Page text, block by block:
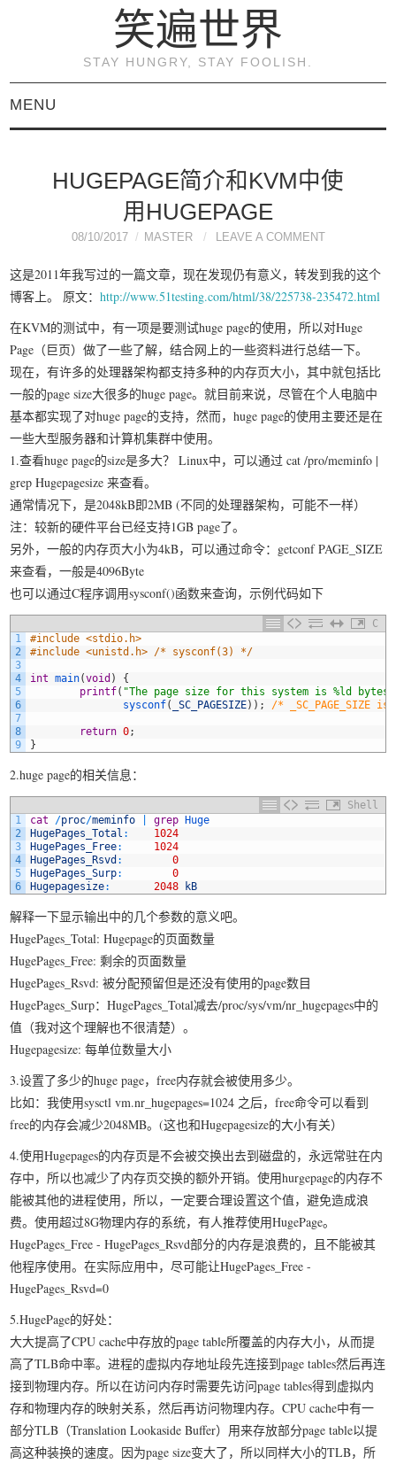
笑遍世界
STAY HUNGRY, STAY FOOLISH.
MENU
KVM虚拟化原理与实践
（连载）
《KVM虚拟化技术：实
战与原理解析》
关于本博客
我要笑遍世界
HUGEPAGE简介和KVM中使
用HUGEPAGE
08/10/2017 MASTER LEAVE A COMMENT
这是2011年我写过的一篇文章，现在发现仍有意义，转发到我的这个
博客上。 原文：http://www.51testing.com/html/38/225738-235472.html
在KVM的测试中，有一项是要测试huge page的使用，所以对Huge
Page（巨页）做了一些了解，结合网上的一些资料进行总结一下。
现在，有许多的处理器架构都支持多种的内存页大小，其中就包括比
一般的page size大很多的huge page。就目前来说，尽管在个人电脑中
基本都实现了对huge page的支持，然而，huge page的使用主要还是在
一些大型服务器和计算机集群中使用。
1.查看huge page的size是多大？ Linux中，可以通过 cat /pro/meminfo |
grep Hugepagesize 来查看。
通常情况下，是2048kB即2MB (不同的处理器架构，可能不一样）
注：较新的硬件平台已经支持1GB page了。
另外，一般的内存页大小为4kB，可以通过命令：getconf PAGE_SIZE
来查看，一般是4096Byte
也可以通过C程序调用sysconf()函数来查询，示例代码如下
C
1
2
3
4
5
6
7
8
9
#include <stdio.h>
#include <unistd.h> /* sysconf(3) */
int main(void )
{
printf( "The page size for this system is %ld
sysconf( _SC_PAGESIZE) ) ; /* _SC_PAGE_SIZE
return 0;
}
2.huge page的相关信息：
Shell
1
2
3
4
5
6
cat /proc/meminfo grep Huge
HugePages_Total :
1024
HugePages_Free:
1024
HugePages_Rsvd :
0
HugePages_Surp:
0
Hugepagesize: 2048 kB
解释一下显示输出中的几个参数的意义吧。
HugePages_Total: Hugepage的页面数量
HugePages_Free: 剩余的页面数量
HugePages_Rsvd: 被分配预留但是还没有使用的page数目
HugePages_Surp：HugePages_Total减去/proc/sys/vm/nr_hugepages中的
值（我对这个理解也不很清楚）。
Hugepagesize: 每单位数量大小
3.设置了多少的huge page，free内存就会被使用多少。
比如：我使用sysctl vm.nr_hugepages=1024 之后，free命令可以看到
free的内存会减少2048MB。(这也和Hugepagesize的大小有关）
4.使用Hugepages的内存页是不会被交换出去到磁盘的，永远常驻在内
存中，所以也减少了内存页交换的额外开销。使用hurgepage的内存不
能被其他的进程使用，所以，一定要合理设置这个值，避免造成浪
费。使用超过8G物理内存的系统，有人推荐使用HugePage。
HugePages_Free - HugePages_Rsvd部分的内存是浪费的，且不能被其
他程序使用。在实际应用中，尽可能让HugePages_Free -
HugePages_Rsvd=0
5.HugePage的好处：
大大提高了CPU cache中存放的page table所覆盖的内存大小，从而提
高了TLB命中率。进程的虚拟内存地址段先连接到page tables然后再连
接到物理内存。所以在访问内存时需要先访问page tables得到虚拟内
存和物理内存的映射关系，然后再访问物理内存。CPU cache中有一
部分TLB（Translation Lookaside Buffer）用来存放部分page table以提
高这种装换的速度。因为page size变大了，所以同样大小的TLB，所